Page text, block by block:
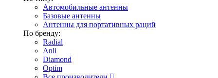
Автомобильные антенны
Базовые антенны
Антенны для портативных раций
По бренду:
Radial
Anli
Diamond
Optim